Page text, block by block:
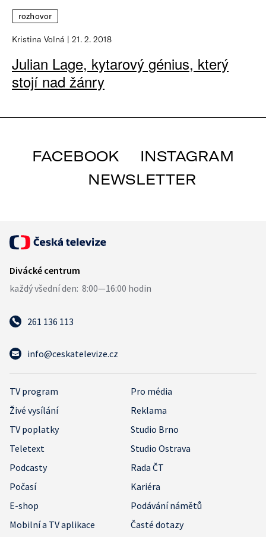
rozhovor
Kristina Volná 21. 2. 2018
Julian Lage, kytarový génius, který
stojí nad žánry
FACEBOOK
INSTAGRAM
NEWSLETTER
261 136 113
info@ceskatelevize.cz
TV program
Pro média
Živé vysílání
Reklama
TV poplatky
Studio Brno
Teletext
Studio Ostrava
Podcasty
Rada ČT
Počasí
Kariéra
E-shop
Podávání námětů
Mobilní a TV aplikace
Časté dotazy